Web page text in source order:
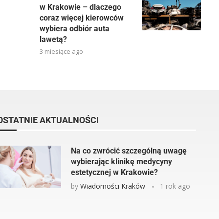
w Krakowie – dlaczego
coraz więcej kierowców
wybiera odbiór auta
lawetą?
3 miesiące ago
AKTUALNOŚCI
Na co zwrócić szczególną uwagę
wybierając klinikę medycyny
estetycznej w Krakowie?
by Wiadomości Kraków 1 rok ago